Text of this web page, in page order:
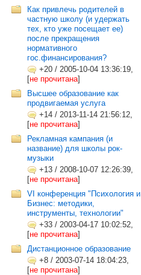
Как привлечь родителей в
частную школу (и удержать
тех, кто уже посещает ее)
после прекращения
нормативного
гос.финансирования?
+20 / 2005-10-04 13:36:19,
[не прочитана]
Высшее образование как
продвигаемая услуга
+14 / 2013-11-14 21:56:12,
[не прочитана]
Рекламная кампания (и
название) для школы рок-
музыки
+13 / 2008-10-07 12:26:39,
[не прочитана]
VI конференция "Психология и
Бизнес: методики,
инструменты, технологии"
+33 / 2003-04-17 10:02:52,
[не прочитана]
Дистанционное образование
+8 / 2003-07-14 18:04:23,
[не прочитана]